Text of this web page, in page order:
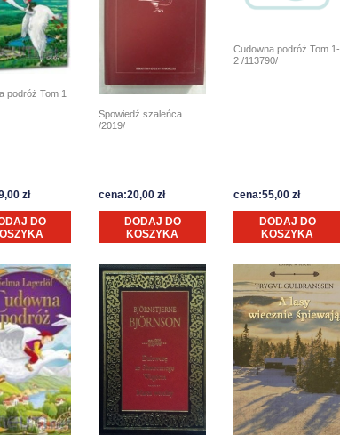
podróż Tom 1
zł
DO
Spowiedź szaleńca
/2019/
cena:20,00 zł
DODAJ DO
KOSZYKA
Cudowna podróż Tom 1-
2 /113790/
cena:55,00 zł
DODAJ DO
KOSZYKA